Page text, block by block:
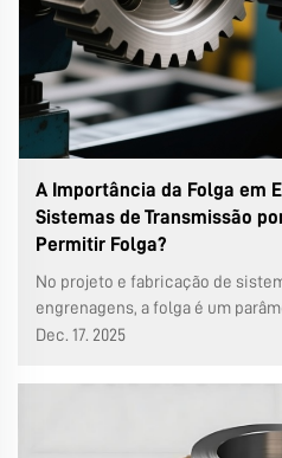
A Importância da Folga em
Sistemas de Transmissão
Permitir Folga?
No projeto e fabricação de
engrenagens, a folga é um
Refere-se à pequena folga entre
planetário, um redutor de
Dec. 17. 2025